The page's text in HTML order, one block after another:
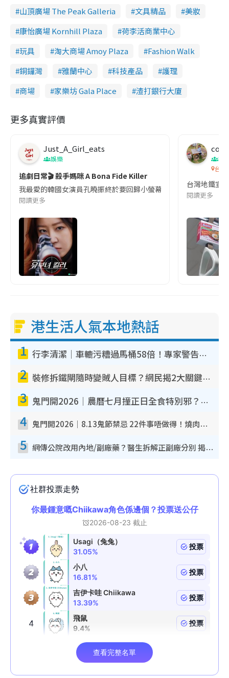
山頂廣場 The Peak Galleria 文具精品
美妝
康怡廣場 Kornhill Plaza
荷李活商業中心
玩具
淘大商場 Amoy Plaza
Fashion Walk
銅鑼灣
雅蘭中心 科技產品
護理
商場
家樂坊 Gala Place 渣打銀行大廈
更多真實評價
Just_A_Girl_eats
娛樂
追劇日常🎬 殺手媽咪 A Bona Fide Killer
我最愛的韓國女演員孔曉振終於要回歸小螢幕啦!這次的劇本改編
閱讀更多
co
吹
台灣
台灣地鐵宣
閱讀更多
港生活人氣本地熱話
1 行李清潔｜車轆污糟過馬桶58倍！專家警告忌用酒精抹 教1招免污手除菌
2 裝修拆鐵閘隨時變賊人目標？網民揭2大關鍵用途：裝新式等於白裝？附新舊鐵閘分別
3 鬼門開2026｜農曆七月撞正日全食特別邪？專家警告切忌做一事！揭4大禁忌+2招保平安
4 鬼門開2026｜8.13鬼節禁忌 22件事唔做得！燒肉、刺身要少食？半夜勿吹口哨/打呢個電話
5 網傳公院改用內地/副廠藥？醫生拆解正副廠分別 揭4類人換藥隨時出事